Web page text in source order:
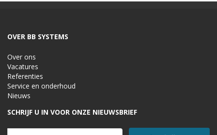
OVER BB SYSTEMS
Over ons
Vacatures
Referenties
Service en onderhoud
Nieuws
SCHRIJF U IN VOOR ONZE NIEUWSBRIEF